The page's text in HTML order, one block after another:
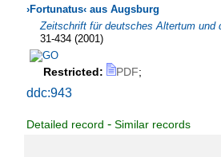
›Fortunatus‹ aus Augsburg
Zeitschrift für deutsches Altertum und
31-434 (2001 )
Restricted: PDF;
ddc:943
Detailed record - Similar records